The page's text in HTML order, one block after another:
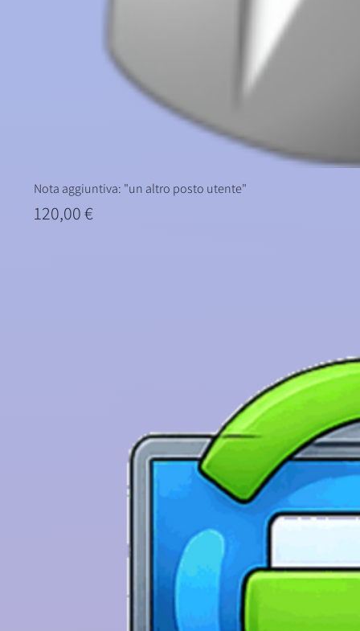
Nota aggiuntiva: "un altro posto utente"
Prezzo
120,00 €